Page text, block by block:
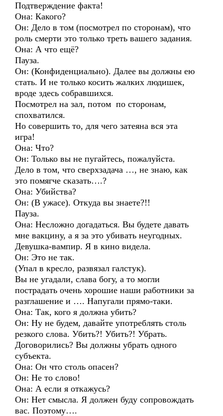
Подтверждение факта!
Она: Какого?
Он: Дело в том (посмотрел по сторонам), что
роль смерти это только треть вашего задания.
Она: А что ещё?
Пауза.
Он: (Конфиденциально). Далее вы должны ею
стать. И не только косить жалких людишек,
вроде здесь собравшихся.
Посмотрел на зал, потом по сторонам,
спохватился.
Но совершить то, для чего затеяна вся эта
игра!
Она: Что?
Он: Только вы не пугайтесь, пожалуйста.
Дело в том, что сверхзадача …, не знаю, как
это помягче сказать….?
Она: Убийства?
Он: (В ужасе). Откуда вы знаете?!!
Пауза.
Она: Несложно догадаться. Вы будете давать
мне вакцину, а я за это убивать неугодных.
Девушка-вампир. Я в кино видела.
Он: Это не так.
(Упал в кресло, развязал галстук).
Вы не угадали, слава богу, а то могли
пострадать очень хорошие наши работники за
разглашение и …. Напугали прямо-таки.
Она: Так, кого я должна убить?
Он: Ну не будем, давайте употреблять столь
резкого слова. Убить?! Убить?! Убрать.
Договорились? Вы должны убрать одного
субъекта.
Она: Он что столь опасен?
Он: Не то слово!
Она: А если я откажусь?
Он: Нет смысла. Я должен буду сопровождать
вас. Поэтому….